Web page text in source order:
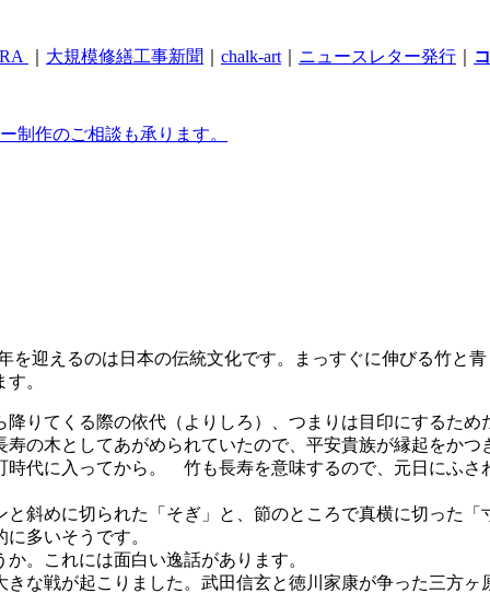
大規模修繕工事新聞 chalk-art ニュースレター発行
制作のご相談も承ります。
迎えるのは日本の伝統文化です。まっすぐに伸びる竹と
。
てくる際の依代（よりしろ）、つまりは目印にするた
の木としてあがめられていたので、平安貴族が縁起をか
代に入ってから。 竹も長寿を意味するので、元日にふ
めに切られた「そぎ」と、節のところで真横に切った
多いそうです。
。これには面白い逸話があります。
戦が起こりました。武田信玄と徳川家康が争った三方